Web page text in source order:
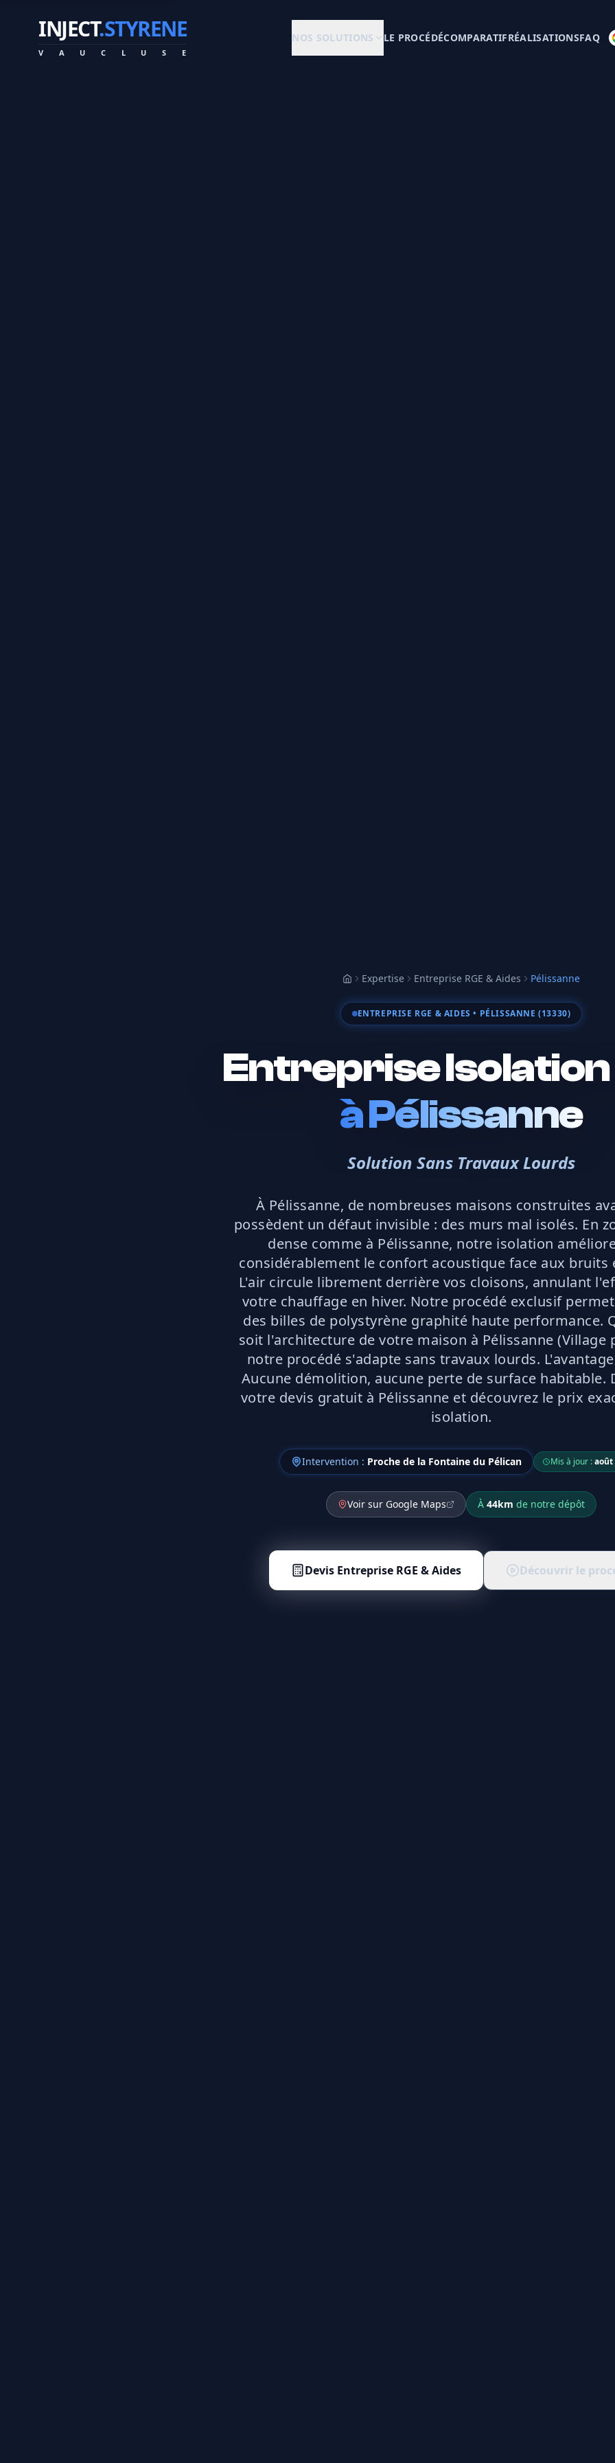
INJECT.STYRENE
V A U C L U S E
NOS SOLUTIONS LE PROCÉDÉCOMPARATIFRÉALISATIONSFAQ
AccueilExpertise Entreprise RGE & Aides Pélissanne
ENTREPRISE RGE & AIDES • PÉLISSANNE (13330)
Entreprise Isolation
àPélissanne
Solution Sans Travaux Lourds
À Pélissanne, de nombreuses maisons construites
possèdent un défaut invisible : des murs mal isolés. En
dense comme à Pélissanne, notre isolation
considérablement le confort acoustique face aux bruits
L'air circule librement derrière vos cloisons, annulant
votre chauffage en hiver. Notre procédé exclusif
des billes de polystyrène graphité haute performance.
soit l'architecture de votre maison à Pélissanne (Village
notre procédé s'adapte sans travaux lourds.
Aucune démolition, aucune perte de surface habitable.
votre devis gratuit à Pélissanne et découvrez le prix
isolation.
Intervention : Proche de la Fontaine du Pélican Mis à jour :août
Voir sur Google Maps À 44km de notre dépôt
Devis Entreprise RGE & Aides Découvrir le